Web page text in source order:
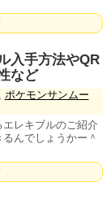
入手方法やQR
など
ポケモンサンムー
レキブルのご紹介
んでしょうかー＾